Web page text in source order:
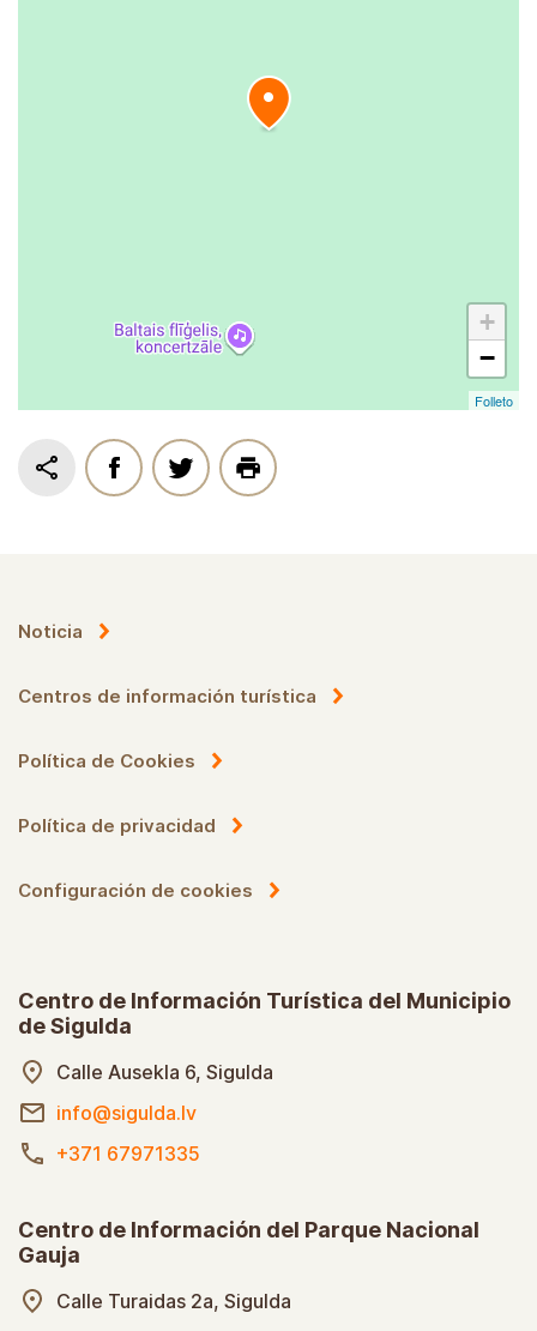
+
−
Folleto
Noticia
Centros de información turística
Política de Cookies
Política de privacidad
Configuración de cookies
Centro de Información Turística del Municipio
de Sigulda
Calle Ausekla 6, Sigulda
info@sigulda.lv
+371 67971335
Centro de Información del Parque Nacional
Gauja
Calle Turaidas 2a, Sigulda